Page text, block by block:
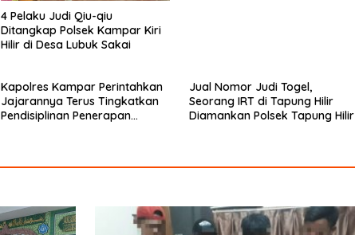
4 Pelaku Judi Qiu-qiu
Ditangkap Polsek Kampar Kiri
Hilir di Desa Lubuk Sakai
Kapolres Kampar Perintahkan
Jajarannya Terus Tingkatkan
Pendisiplinan Penerapan
Jual Nomor Judi Togel,
Seorang IRT di Tapung Hilir
Diamankan Polsek Tapung Hilir